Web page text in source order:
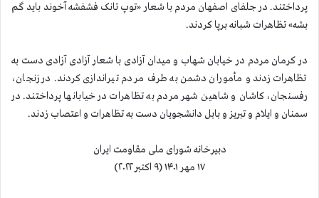
پرداختند. در جلفای اصفهان مردم با شعار «توپ تانک فشفشه آخوند باید گم
بشه» تظاهرات شبانه برپا کردند.
در کرمان مردم در خیابان شهاب و میدان آزادی با شعار آزادی آزادی دست به
تظاهرات زدند و مأموران دشمن به طرف مردم تیراندازی کردند. در زنجان،
رفسنجان، کاشان و شاهین شهر مردم به تظاهرات در خیابانها پرداختند. در
سمنان و ایلام و تبریز و بابل دانشجویان دست به تظاهرات و اعتصاب زدند.
دبیرخانه شورای ملی مقاومت ایران
۱۷ مهر ۱۴۰۱ (۹ اکتبر ۲۰۲۲)